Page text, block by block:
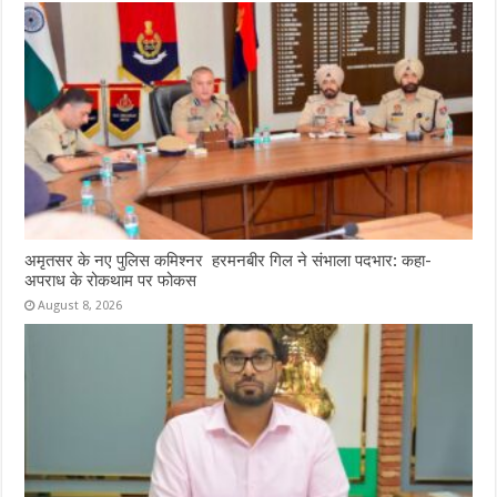
अमृतसर के नए पुलिस कमिश्नर हरमनबीर गिल ने संभाला पदभार: कहा-
अपराध के रोकथाम पर फोकस
August 8, 2026